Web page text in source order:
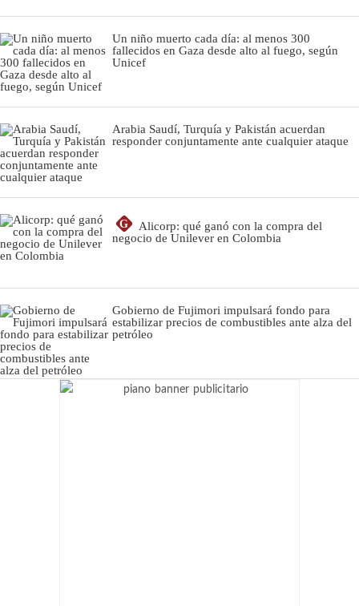
Un niño muerto cada día: al menos 300
fallecidos en Gaza desde alto al fuego, según
Unicef
Arabia Saudí, Turquía y Pakistán acuerdan
responder conjuntamente ante cualquier ataque
G
Alicorp: qué ganó con la compra del
negocio de Unilever en Colombia
Gobierno de Fujimori impulsará fondo para
estabilizar precios de combustibles ante alza del
petróleo